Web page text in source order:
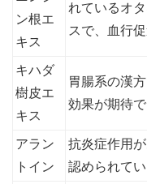
ン根エ
キス
れているオ
スで、血行
キハダ
樹皮エ
キス
胃腸系の漢
効果が期待で
アラン
トイン
抗炎症作用
認められてい